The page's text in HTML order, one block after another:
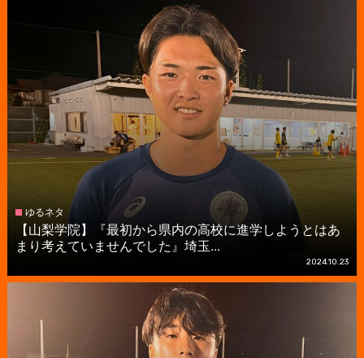
ゆるネタ
【山梨学院】『最初から県内の高校に進学しようとはあ
まり考えていませんでした』埼玉...
2024.10.23